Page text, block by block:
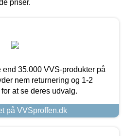
priser.
35.000 VVS-produkter på
nem returnering og 1-2
at se deres udvalg.
på VVSproffen.dk